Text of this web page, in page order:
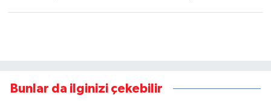
Bunlar da ilginizi çekebilir